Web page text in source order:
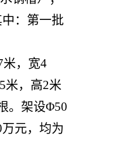
：第一批
米，宽4
米，高2米
。架设Φ50
元，均为